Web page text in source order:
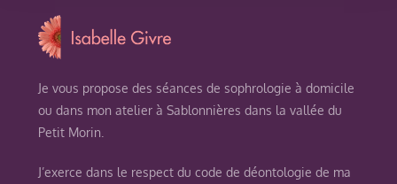
Je vous propose des séances de sophrologie à domicile
ou dans mon atelier à Sablonnières dans la vallée du
Petit Morin.
J’exerce dans le respect du code de déontologie de ma